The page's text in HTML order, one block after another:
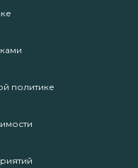
политике